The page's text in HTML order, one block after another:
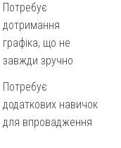
Потребує
дотримання
графіка, що не
завжди зручно
Потребує
додаткових навичок
для впровадження